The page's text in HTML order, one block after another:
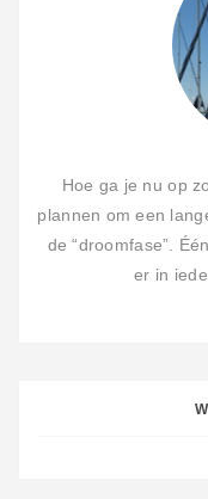
Hoe ga je nu op
plannen om een
de “droomfase”.
er in